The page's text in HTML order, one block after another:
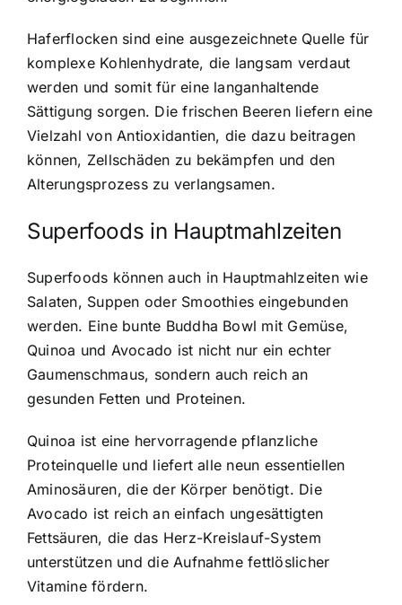
Haferflocken sind eine ausgezeichnete Quelle für
komplexe Kohlenhydrate, die langsam verdaut
werden und somit für eine langanhaltende
Sättigung sorgen. Die frischen Beeren liefern eine
Vielzahl von Antioxidantien, die dazu beitragen
können, Zellschäden zu bekämpfen und den
Alterungsprozess zu verlangsamen.
Superfoods in Hauptmahlzeiten
Superfoods können auch in Hauptmahlzeiten wie
Salaten, Suppen oder Smoothies eingebunden
werden. Eine bunte Buddha Bowl mit Gemüse,
Quinoa und Avocado ist nicht nur ein echter
Gaumenschmaus, sondern auch reich an
gesunden Fetten und Proteinen.
Quinoa ist eine hervorragende pflanzliche
Proteinquelle und liefert alle neun essentiellen
Aminosäuren, die der Körper benötigt. Die
Avocado ist reich an einfach ungesättigten
Fettsäuren, die das Herz-Kreislauf-System
unterstützen und die Aufnahme fettlöslicher
Vitamine fördern.